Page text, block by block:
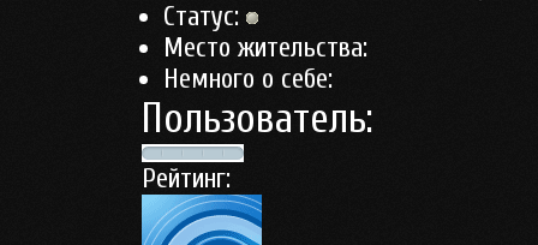
Статус:
Место жительства:
Немного о себе:
Пользователь:
Рейтинг: